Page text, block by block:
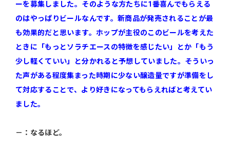
ーを募集しました。そのような方たちに1番喜んでもらえる
のはやっぱりビールなんです。新商品が発売されることが最
も効果的だと思います。ホップが主役のこのビールを考えた
ときに「もっとソラチエースの特徴を感じたい」とか「もう
少し軽くていい」と分かれると予想していました。そういっ
た声がある程度集まった時期に少ない醸造量ですが準備をし
て対応することで、より好きになってもらえればと考えてい
ました。
－：なるほど。